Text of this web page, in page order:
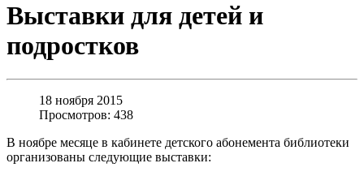
Выставки для детей и
подростков
18 ноября 2015
Просмотров: 438
В ноябре месяце в кабинете детского абонемента библиотеки
организованы следующие выставки: